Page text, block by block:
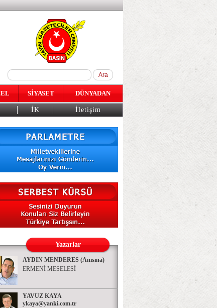
SİYASET DÜNYADAN
İK İletişim
Yazarlar
AYDIN MENDERES (Anısına)
ERMENİ MESELESİ
YAVUZ KAYA
ykaya@yanki.com.tr